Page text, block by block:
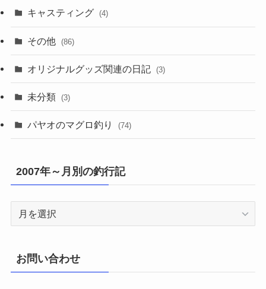
キャスティング (4)
その他 (86)
オリジナルグッズ関連の日記 (3)
未分類 (3)
パヤオのマグロ釣り (74)
2007年～月別の釣行記
2007
月
別
お問い合わせ